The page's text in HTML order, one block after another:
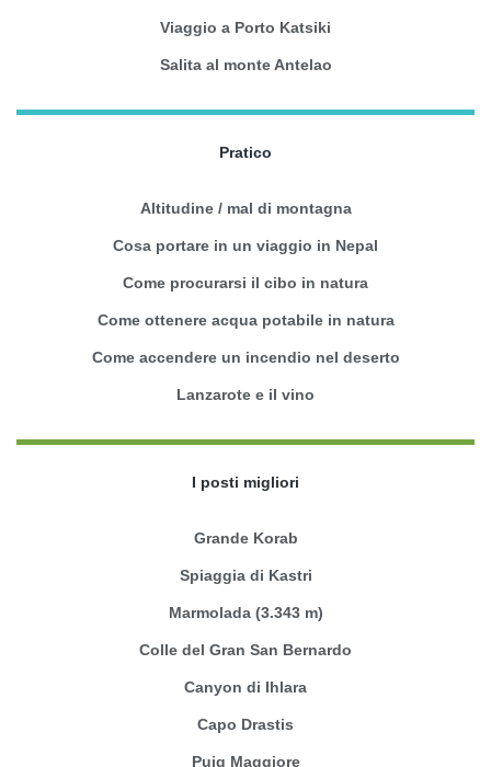
Viaggio a Porto Katsiki
Salita al monte Antelao
Pratico
Altitudine / mal di montagna
Cosa portare in un viaggio in Nepal
Come procurarsi il cibo in natura
Come ottenere acqua potabile in natura
Come accendere un incendio nel deserto
Lanzarote e il vino
I posti migliori
Grande Korab
Spiaggia di Kastri
Marmolada (3.343 m)
Colle del Gran San Bernardo
Canyon di Ihlara
Capo Drastis
Puig Maggiore